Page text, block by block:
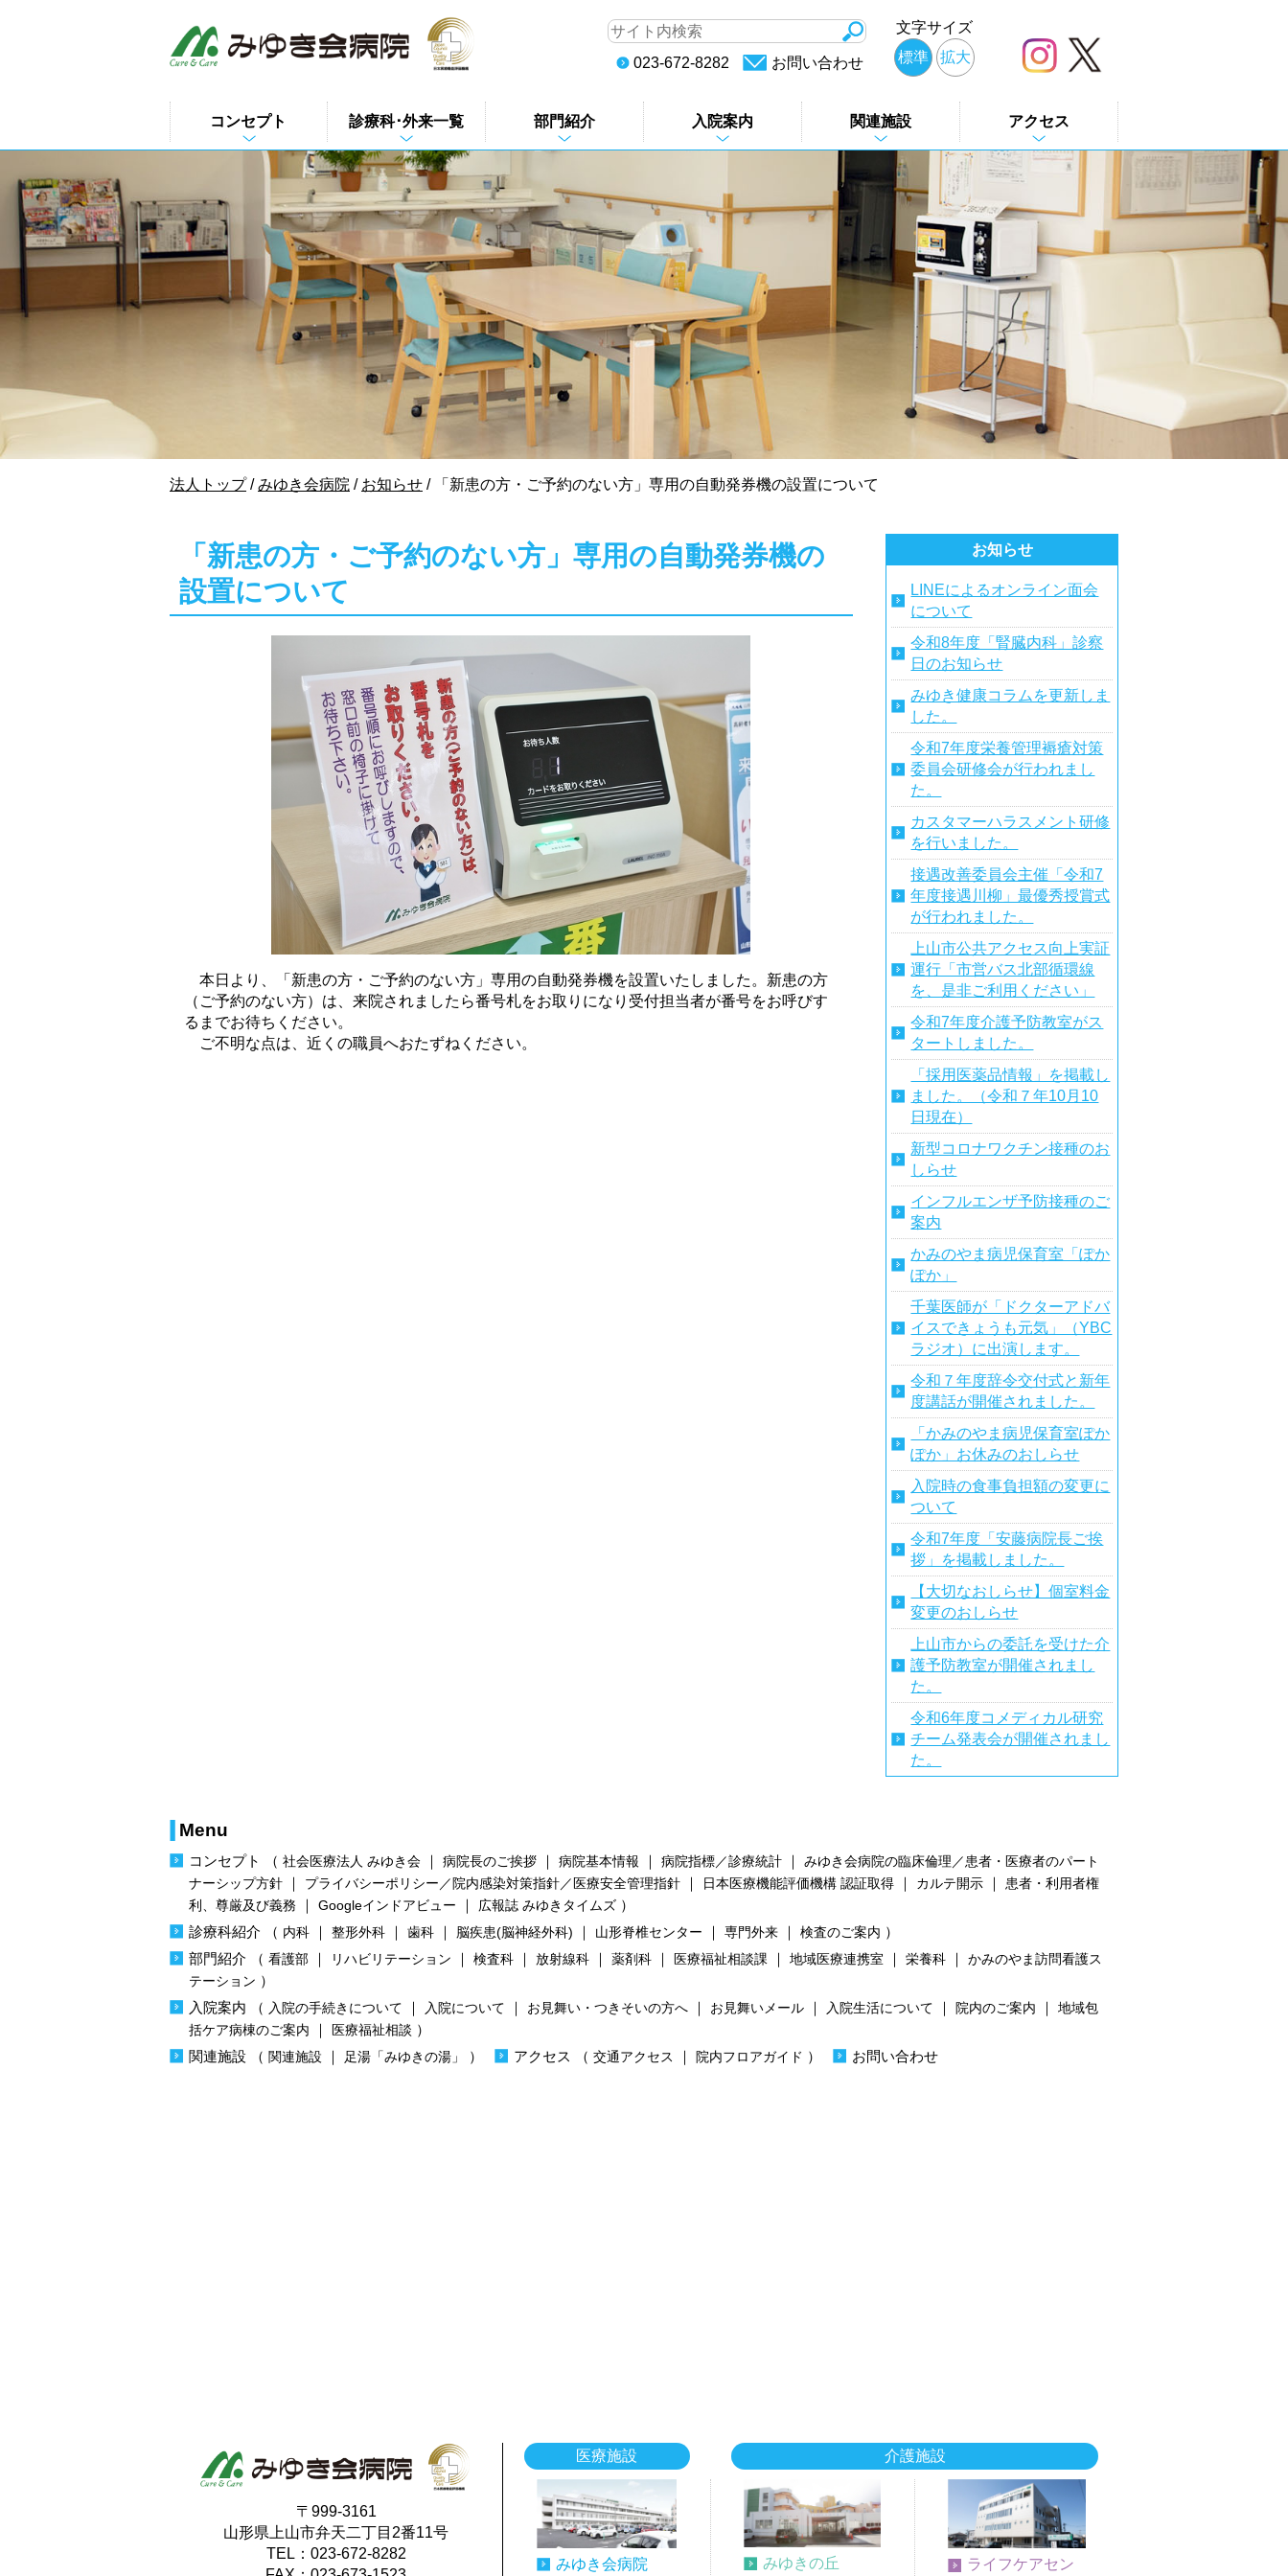
023-672-8282 お問い合わせ
文字サイズ
標準
拡大
コンセプト 診療科･外来一覧 部門紹介 入院案内 関連施設 アクセス
現
法人トップ/みゆき会病院 / お知らせ / 「新患の方・ご予約のない方」専用の自動発券機の設置について
「新患の方・ご予約のない方」専用の自動発券機の
設置について
本日より、「新患の方・ご予約のない方」専用の自動発券機を設置いたしました。新患の方
（ご予約のない方）は、来院されましたら番号札をお取りになり受付担当者が番号をお呼びす
るまでお待ちください。
ご不明な点は、近くの職員へおたずねください。
お知らせ
LINEによるオンライン面会
について
令和8年度「腎臓内科」診察
日のお知らせ
みゆき健康コラムを更新しま
した。
令和7年度栄養管理褥瘡対策
委員会研修会が行われまし
た。
カスタマーハラスメント研修
を行いました。
接遇改善委員会主催「令和7
年度接遇川柳」最優秀授賞式
が行われました。
上山市公共アクセス向上実証
運行「市営バス北部循環線
を、是非ご利用ください」
令和7年度介護予防教室がス
タートしました。
「採用医薬品情報」を掲載し
ました。（令和７年10月10
日現在）
新型コロナワクチン接種のお
しらせ
インフルエンザ予防接種のご
案内
かみのやま病児保育室「ぽか
ぽか」
千葉医師が「ドクターアドバ
イスできょうも元気」（YBC
ラジオ）に出演します。
令和７年度辞令交付式と新年
度講話が開催されました。
「かみのやま病児保育室ぽか
ぽか」お休みのおしらせ
入院時の食事負担額の変更に
ついて
令和7年度「安藤病院長ご挨
拶」を掲載しました。
【大切なおしらせ】個室料金
変更のおしらせ
上山市からの委託を受けた介
護予防教室が開催されまし
た。
令和6年度コメディカル研究
チーム発表会が開催されまし
た。
Menu
コンセプト （ 社会医療法人 みゆき会 ｜ 病院長のご挨拶 ｜ 病院基本情報 ｜ 病院指標／診療統計 ｜ みゆき会病院の臨床倫理／患者・医療者のパート
ナーシップ方針 ｜ プライバシーポリシー／院内感染対策指針／医療安全管理指針 ｜ 日本医療機能評価機構 認証取得 ｜ カルテ開示 ｜ 患者・利用者権
利、尊厳及び義務
｜ Googleインドアビュー ｜ 広報誌 みゆきタイムズ ）
診療科紹介 （ 内科 ｜ 整形外科 ｜ 歯科 ｜ 脳疾患(脳神経外科) ｜ 山形脊椎センター ｜ 専門外来 ｜ 検査のご案内 ）
部門紹介 （ 看護部 ｜ リハビリテーション ｜ 検査科 ｜ 放射線科 ｜ 薬剤科 ｜ 医療福祉相談課 ｜ 地域医療連携室 ｜ 栄養科 ｜ かみのやま訪問看護ス
テーション ）
入院案内 （ 入院の手続きについて ｜ 入院について ｜ お見舞い・つきそいの方へ ｜ お見舞いメール ｜ 入院生活について ｜ 院内のご案内 ｜ 地域包
括ケア病棟のご案内
｜ 医療福祉相談 ）
関連施設 （ 関連施設 ｜ 足湯「みゆきの湯」 ） アクセス （ 交通アクセス ｜ 院内フロアガイド ） お問い合わせ
〒999-3161
山形県上山市弁天二丁目2番11号
TEL：023-672-8282
医療施設
みゆき会病院
介護施設
みゆきの丘 ライフケアセン